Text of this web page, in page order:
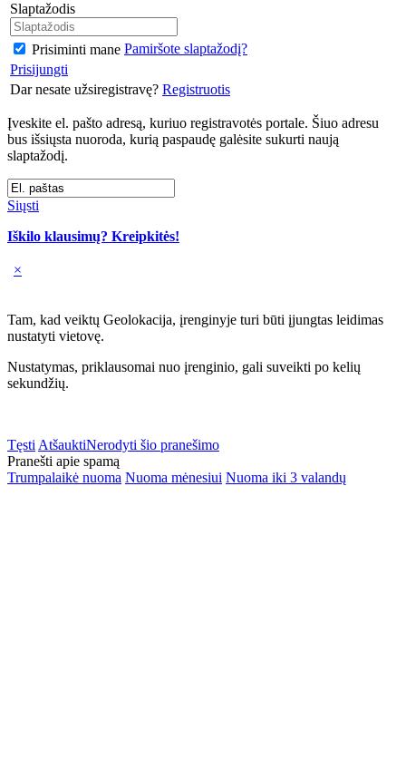
Slaptažodis
Prisiminti mane Pamiršote slaptažodį?
Prisijungti
Dar nesate užsiregistravę? Registruotis
Įveskite el. pašto adresą, kuriuo registravotės portale. Šiuo adresu
bus išsiųsta nuoroda, kurią paspaudę galėsite sukurti naują
slaptažodį.
Siųsti
Iškilo klausimų? Kreipkitės!
×
Tam, kad veiktų Geolokacija, įrenginyje turi būti įjungtas leidimas
nustatyti vietovę.
Nustatymas, priklausomai nuo įrenginio, gali suveikti po kelių
sekundžių.
Tęsti AtšauktiNerodyti šio pranešimo
Pranešti apie spamą
Trumpalaikė nuoma Nuoma mėnesiui Nuoma iki 3 valandų